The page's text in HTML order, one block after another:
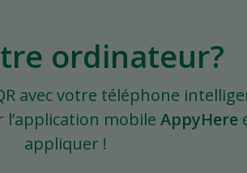
ordinateur?
avec votre téléphone
mobile AppyHere
appliquer !